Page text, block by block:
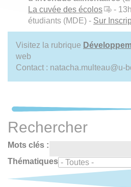
La cuvée des écolos
-
étudiants (MDE) - Sur
Visitez la rubrique
web
Contact : natacha.multeau@u-
Rechercher
Mots clés :
Thématiques